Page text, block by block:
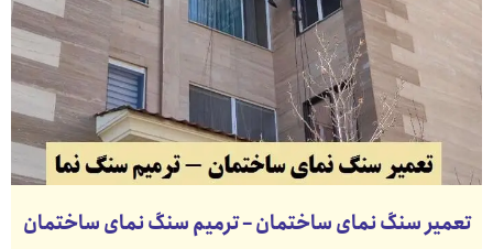
تعمیر سنگ نمای ساختمان – ترمیم سنگ نمای ساختمان